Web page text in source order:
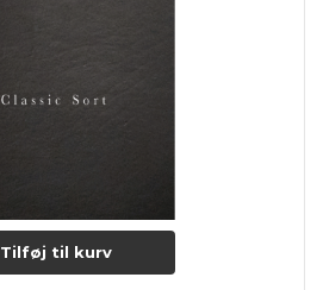
Tilføj til kurv